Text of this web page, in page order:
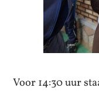
Voor 14:30 uur